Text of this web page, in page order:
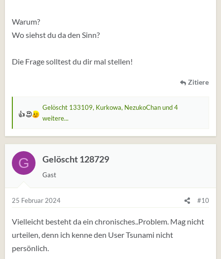
Warum?
Wo siehst du da den Sinn?
Die Frage solltest du dir mal stellen!
Zitiere
W
r
t
u
n
n
Gelöscht 133109, Kurkowa, NezukoChanund 4
weitere...
G Gelöscht 128729
Gast
25 Februar 2024 #10
Vielleicht besteht da ein chronisches..Problem. Mag nicht
urteilen, denn ich kenne den User Tsunami nicht
persönlich.